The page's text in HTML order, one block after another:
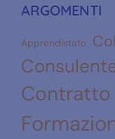
ARGOMENTI
Apprendistato
Contratto